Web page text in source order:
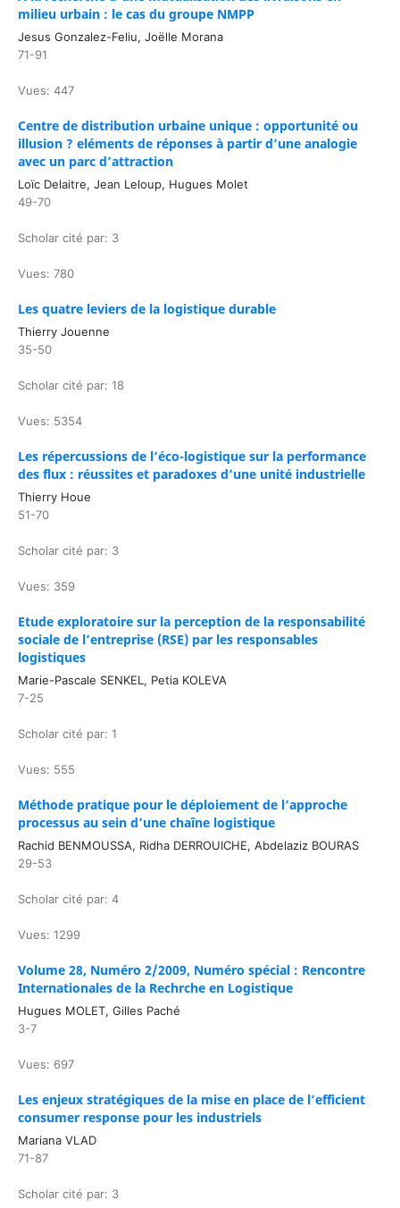
milieu urbain : le cas du groupe NMPP
Jesus Gonzalez-Feliu, Joëlle Morana
71-91
Vues: 447
Centre de distribution urbaine unique : opportunité ou
illusion ? eléments de réponses à partir d’une analogie
avec un parc d’attraction
Loïc Delaitre, Jean Leloup, Hugues Molet
49-70
Scholar cité par: 3
Vues: 780
Les quatre leviers de la logistique durable
Thierry Jouenne
35-50
Scholar cité par: 18
Vues: 5354
Les répercussions de l’éco-logistique sur la performance
des flux : réussites et paradoxes d’une unité industrielle
Thierry Houe
51-70
Scholar cité par: 3
Vues: 359
Etude exploratoire sur la perception de la responsabilité
sociale de l’entreprise (RSE) par les responsables
logistiques
Marie-Pascale SENKEL, Petia KOLEVA
7-25
Scholar cité par: 1
Vues: 555
Méthode pratique pour le déploiement de l’approche
processus au sein d’une chaîne logistique
Rachid BENMOUSSA, Ridha DERROUICHE, Abdelaziz BOURAS
29-53
Scholar cité par: 4
Vues: 1299
Volume 28, Numéro 2/2009, Numéro spécial : Rencontre
Internationales de la Rechrche en Logistique
Hugues MOLET, Gilles Paché
3-7
Vues: 697
Les enjeux stratégiques de la mise en place de l’efficient
consumer response pour les industriels
Mariana VLAD
71-87
Scholar cité par: 3